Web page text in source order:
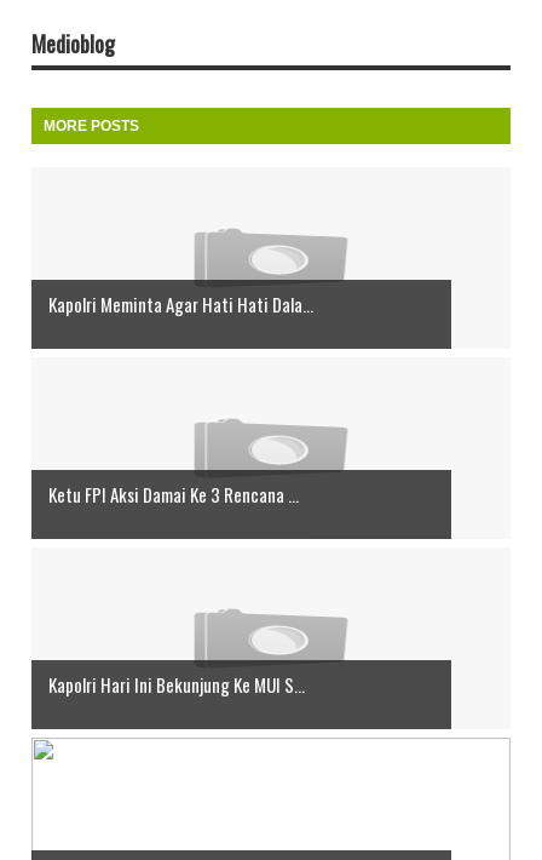
Medioblog
MORE POSTS
Kapolri Meminta Agar Hati Hati Dala...
Ketu FPI Aksi Damai Ke 3 Rencana ...
Kapolri Hari Ini Bekunjung Ke MUI S...